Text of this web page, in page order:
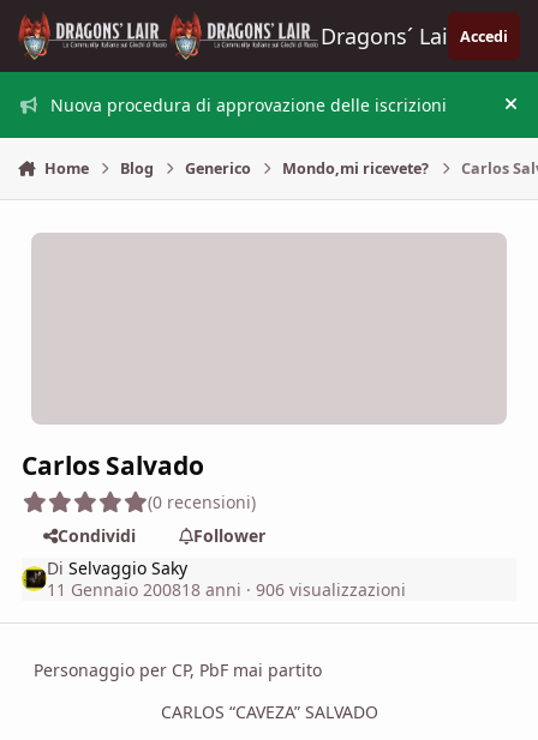
Vai al contenuto
Dragons´ Lair Accedi
Nuova procedura di approvazione delle iscrizioni
Home Blog Generico Mondo,mi ricevete? Carlos
Carlos Salvado
(0 recensioni)
Condividi
Follower
DiSelvaggio Saky
11 Gennaio 200818 anni · 906 visualizzazioni
Personaggio per CP, PbF mai partito
CARLOS “CAVEZA” SALVADO